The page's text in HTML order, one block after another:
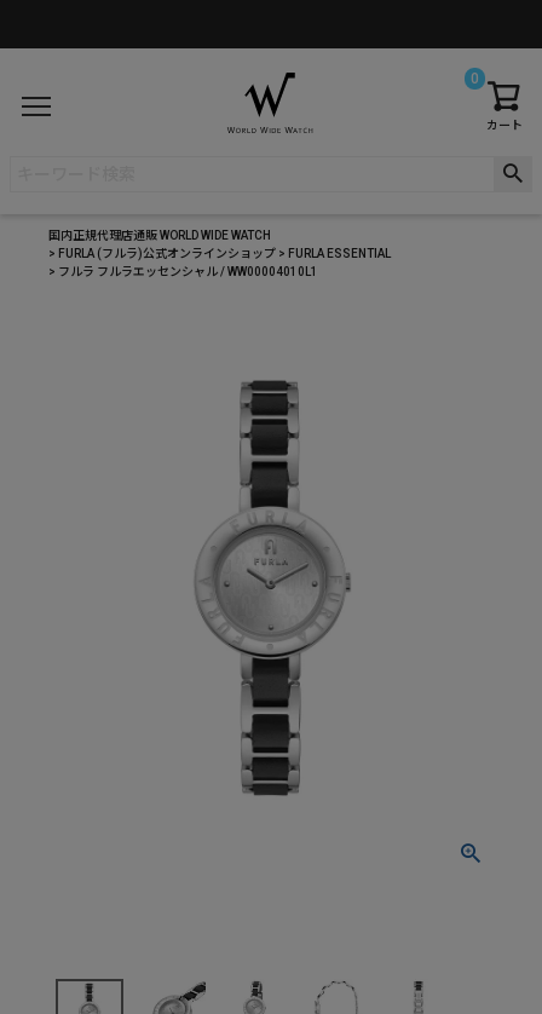
カート
0
国内正規代理店通販 WORLD WIDE WATCH
FURLA (フルラ)公式オンラインショップ
FURLA ESSENTIAL
フルラ フルラエッセンシャル / WW00004010L1